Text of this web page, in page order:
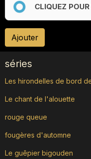
CLIQUEZ
Ajouter
séries
Les hirondelles de bord
Le chant de l'alouette
rouge queue
fougères d'automne
Le guêpier bigouden